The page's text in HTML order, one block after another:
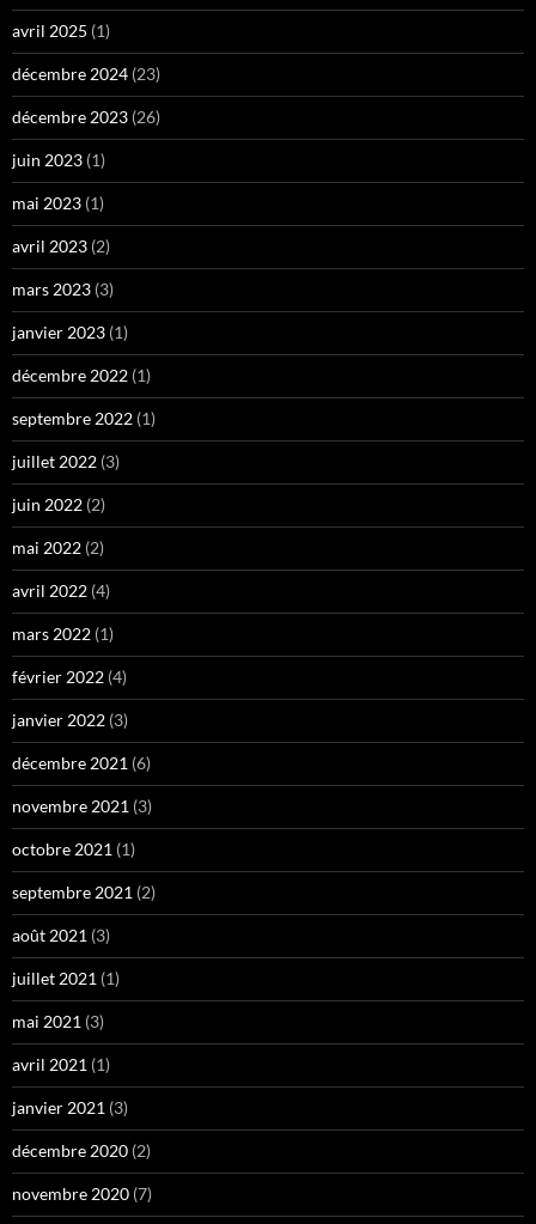
avril 2025 (1)
décembre 2024 (23)
décembre 2023 (26)
juin 2023 (1)
mai 2023 (1)
avril 2023 (2)
mars 2023 (3)
janvier 2023 (1)
décembre 2022 (1)
septembre 2022 (1)
juillet 2022 (3)
juin 2022 (2)
mai 2022 (2)
avril 2022 (4)
mars 2022 (1)
février 2022 (4)
janvier 2022 (3)
décembre 2021 (6)
novembre 2021 (3)
octobre 2021 (1)
septembre 2021 (2)
août 2021 (3)
juillet 2021 (1)
mai 2021 (3)
avril 2021 (1)
janvier 2021 (3)
décembre 2020 (2)
novembre 2020 (7)